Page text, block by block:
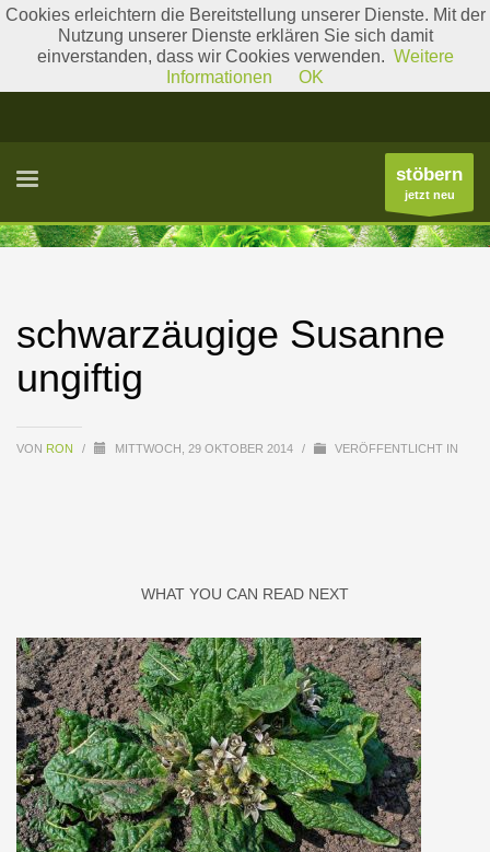
Literatur Gattungslisten
stöbern
jetzt neu
schwarzäugige Susanne
ungiftig
VON RON / MITTWOCH, 29 OKTOBER 2014 / VERÖFFENTLICHT IN
WHAT YOU CAN READ NEXT
Cookies erleichtern die Bereitstellung unserer Dienste. Mit der
Nutzung unserer Dienste erklären Sie sich damit
einverstanden, dass wir Cookies verwenden. Weitere
Informationen
OK